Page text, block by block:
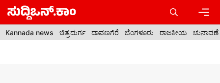
Skip
content
Kannada news ಚಿತ್ರದುರ್ಗ ದಾವಣಗೆರೆ ಬೆಂಗಳೂರು ರಾಜಕೀಯ ಚುನಾವಣೆ